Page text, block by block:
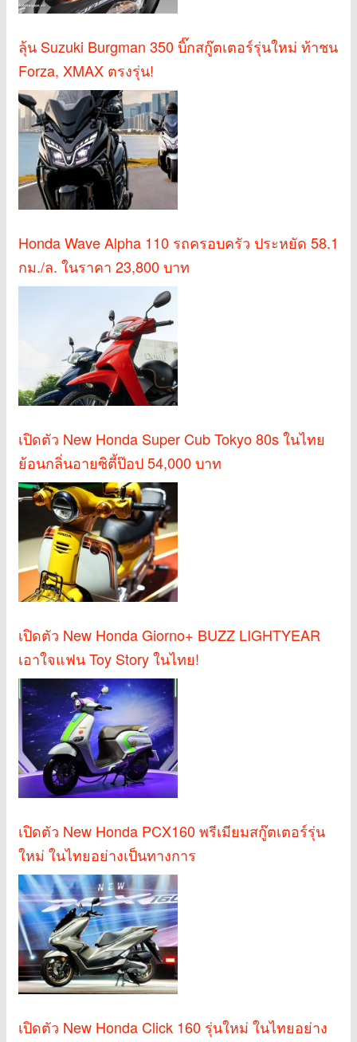
ลุ้น Suzuki Burgman 350 บิ๊กสกู๊ตเตอร์รุ่นใหม่ ท้าชน
Forza, XMAX ตรงรุ่น!
Honda Wave Alpha 110 รถครอบครัว ประหยัด 58.1
กม./ล. ในราคา 23,800 บาท
เปิดตัว New Honda Super Cub Tokyo 80s ในไทย
ย้อนกลิ่นอายซิตี้ป๊อป 54,000 บาท
เปิดตัว New Honda Giorno+ BUZZ LIGHTYEAR
เอาใจแฟน Toy Story ในไทย!
เปิดตัว New Honda PCX160 พรีเมียมสกู๊ตเตอร์รุ่น
ใหม่ ในไทยอย่างเป็นทางการ
เปิดตัว New Honda Click 160 รุ่นใหม่ ในไทยอย่าง